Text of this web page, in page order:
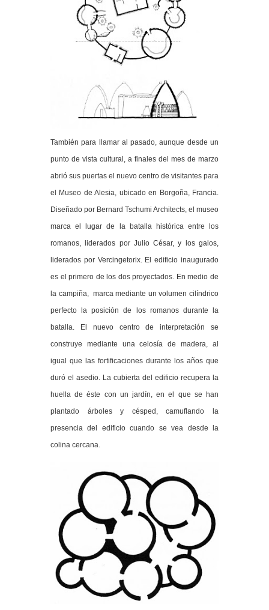
También para llamar al pasado, aunque desde un
punto de vista cultural, a finales del mes de marzo
abrió sus puertas el nuevo centro de visitantes para
el Museo de Alesia, ubicado en Borgoña, Francia.
Diseñado por Bernard Tschumi Architects, el museo
marca el lugar de la batalla histórica entre los
romanos, liderados por Julio César, y los galos,
liderados por Vercingetorix. El edificio inaugurado
es el primero de los dos proyectados. En medio de
la campiña, marca mediante un volumen cilíndrico
perfecto la posición de los romanos durante la
batalla. El nuevo centro de interpretación se
construye mediante una celosía de madera, al
igual que las fortificaciones durante los años que
duró el asedio. La cubierta del edificio recupera la
huella de éste con un jardín, en el que se han
plantado árboles y césped, camuflando la
presencia del edificio cuando se vea desde la
colina cercana.